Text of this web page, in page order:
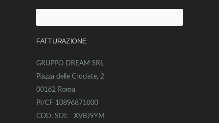
per:
FATTURAZIONE
GRUPPO DREAM SRL
Piazza delle Crociate, 2
00162 Roma
PI/CF 10896871000
COD. SDI: XVBJ9YM